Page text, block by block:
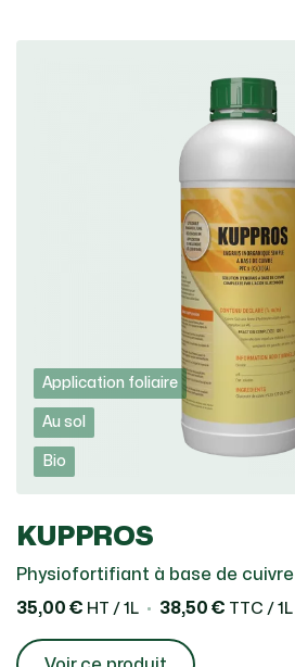
Application foliaire
Au sol
Bio
KUPPROS
Physiofortifiant à base de cuivre
35,00 € HT / 1L 38,50 € TTC / 1L